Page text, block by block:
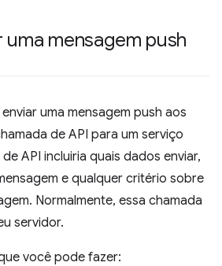
uma mensagem push
uma mensagem push aos
de API para um serviço
API incluiria quais dados enviar,
e qualquer critério sobre
Normalmente, essa chamada
servidor.
você pode fazer: